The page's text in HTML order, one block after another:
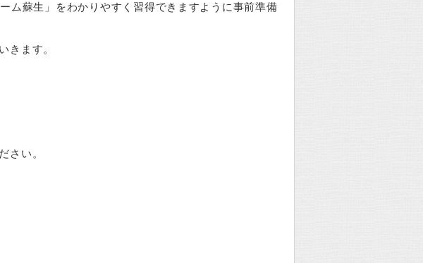
ム蘇生」をわかりやすく習得できますように事前準備
きます。
さい。